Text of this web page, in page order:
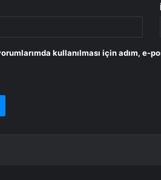
kullanılması için adım, e-